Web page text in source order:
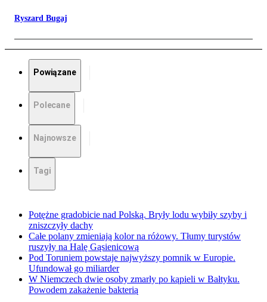
Ryszard Bugaj
Powiązane
Polecane
Najnowsze
Tagi
Potężne gradobicie nad Polską. Bryły lodu wybiły szyby i
zniszczyły dachy
Całe polany zmieniają kolor na różowy. Tłumy turystów
ruszyły na Halę Gąsienicową
Pod Toruniem powstaje najwyższy pomnik w Europie.
Ufundował go miliarder
W Niemczech dwie osoby zmarły po kąpieli w Bałtyku.
Powodem zakażenie bakterią